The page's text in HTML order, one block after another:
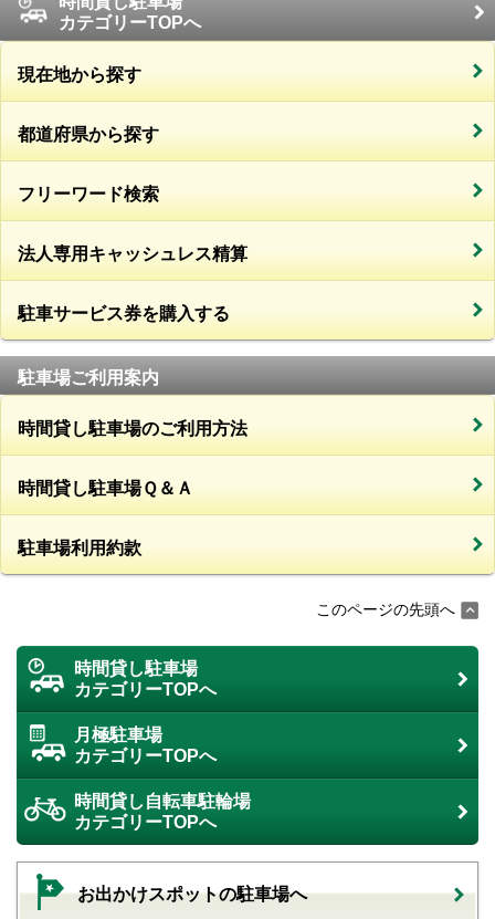
カテゴリーTOPへ
現在地から探す
都道府県から探す
フリーワード検索
法人専用キャッシュレス精算
駐車サービス券を購入する
駐車場ご利用案内
時間貸し駐車場のご利用方法
時間貸し駐車場Ｑ＆Ａ
駐車場利用約款
このページの先頭へ
時間貸し駐車場
カテゴリーTOPへ
月極駐車場
カテゴリーTOPへ
時間貸し自転車駐輪場
カテゴリーTOPへ
お出かけスポットの駐車場へ